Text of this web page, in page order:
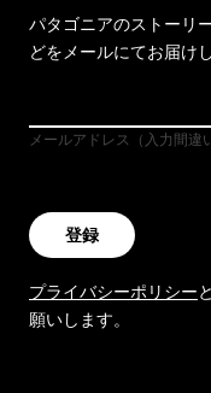
パタゴニアのストーリ
どをメールにてお届け
メールアドレス（入力間違
登録
プライバシーポリシーと
願いします。